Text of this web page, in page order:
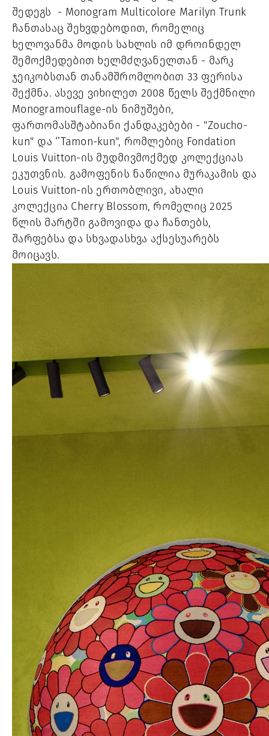
შედეგს - Monogram Multicolore Marilyn Trunk
ჩანთასაც შეხვდებოდით, რომელიც
ხელოვანმა მოდის სახლის იმ დროინდელ
შემოქმედებით ხელმძღვანელთან - მარკ
ჯეიკობსთან თანამშრომლობით 33 ფერისა
შექმნა. ასევე ვიხილეთ 2008 წელს შექმნილი
Monogramouflage-ის ნიმუშები,
ფართომასშტაბიანი ქანდაკებები - "Zoucho-
kun" და ‘’Tamon-kun", რომლებიც Fondation
Louis Vuitton-ის მუდმივმოქმედ კოლექციას
ეკუთვნის. გამოფენის ნაწილია მურაკამის და
Louis Vuitton-ის ერთობლივი, ახალი
კოლექცია Cherry Blossom, რომელიც 2025
წლის მარტში გამოვიდა და ჩანთებს,
შარფებსა და სხვადასხვა აქსესუარებს
მოიცავს.